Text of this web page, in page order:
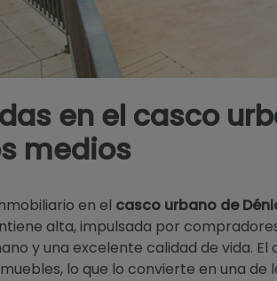
en el casco
medios
en el casco urbano de
alta, impulsada por
y una excelente calidad de vida.
lo que lo convierte en una de